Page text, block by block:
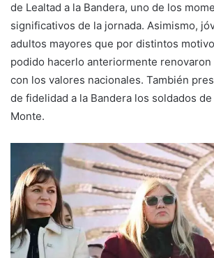
de Lealtad a la Bandera, uno de los
significativos de la jornada. Asimismo,
adultos mayores que por distintos
podido hacerlo anteriormente
con los valores nacionales. También
de fidelidad a la Bandera los soldados de
Monte.